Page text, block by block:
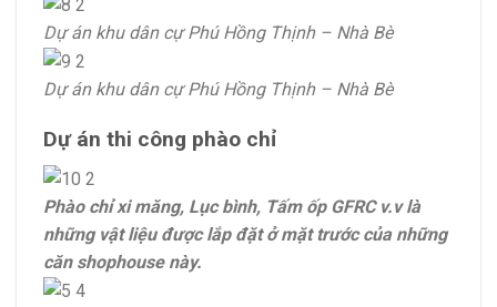
Dự án khu dân cự Phú Hồng Thịnh – Nhà Bè
Dự án khu dân cự Phú Hồng Thịnh – Nhà Bè
Dự án thi công phào chỉ
Phào chỉ xi măng, Lục bình, Tấm ốp GFRC v.v là
những vật liệu được lắp đặt ở mặt trước của những
căn shophouse này.